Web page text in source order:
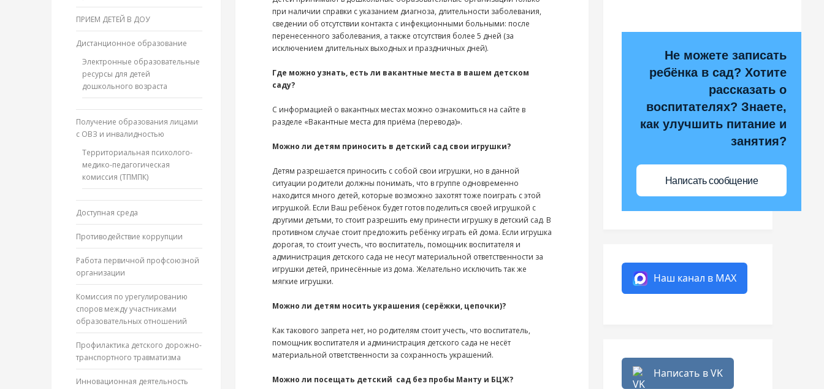
ПРИЕМ ДЕТЕЙ В ДОУ
Дистанционное образование
Электронные образовательные
ресурсы для детей
дошкольного возраста
Получение образования лицами
с ОВЗ и инвалидностью
Территориальная психолого-
медико-педагогическая
комиссия (ТПМПК)
Доступная среда
Противодействие коррупции
Работа первичной профсоюзной
организации
Комиссия по урегулированию
споров между участниками
образовательных отношений
Профилактика детского дорожно-
транспортного травматизма
Инновационная деятельность
при наличии справки с указанием диагноза, длительности заболевания,
сведении об отсутствии контакта с инфекционными больными: после
перенесенного заболевания, а также отсутствия более 5 дней (за
исключением длительных выходных и праздничных дней).
Где можно узнать, есть ли вакантные места в вашем детском
саду?
С информацией о вакантных местах можно ознакомиться на сайте в
разделе «Вакантные места для приёма (перевода)».
Можно ли детям приносить в детский сад свои игрушки?
Детям разрешается приносить с собой свои игрушки, но в данной
ситуации родители должны понимать, что в группе одновременно
находится много детей, которые возможно захотят тоже поиграть с этой
игрушкой. Если Ваш ребёнок будет готов поделиться своей игрушкой с
другими детьми, то стоит разрешить ему принести игрушку в детский сад. В
противном случае стоит предложить ребёнку играть ей дома. Если игрушка
дорогая, то стоит учесть, что воспитатель, помощник воспитателя и
администрация детского сада не несут материальной ответственности за
игрушки детей, принесённые из дома. Желательно исключить так же
мягкие игрушки.
Можно ли детям носить украшения (серёжки, цепочки)?
Как такового запрета нет, но родителям стоит учесть, что воспитатель,
помощник воспитателя и администрация детского сада не несёт
материальной ответственности за сохранность украшений.
Можно ли посещать детский сад без пробы Манту и БЦЖ?
Не можете записать
ребёнка в сад? Хотите
рассказать о
воспитателях? Знаете,
как улучшить питание и
занятия?
Написать сообщение
Наш канал в MAX
Написать в VK